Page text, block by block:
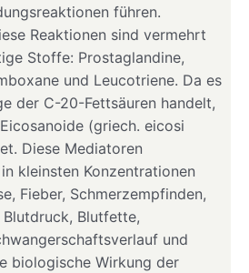
führen.
Reaktionen sind vermehrt
Stoffe: Prostaglandine,
und Leucotriene. Da es
der C-20-Fettsäuren handelt,
(griech. eicosi
Diese Mediatoren
kleinsten Konzentrationen
Fieber, Schmerzempfinden,
Blutfette,
und
biologische Wirkung der